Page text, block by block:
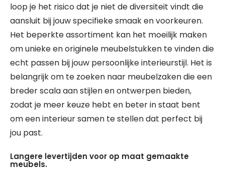
loop je het risico dat je niet de diversiteit vindt die
aansluit bij jouw specifieke smaak en voorkeuren.
Het beperkte assortiment kan het moeilijk maken
om unieke en originele meubelstukken te vinden die
echt passen bij jouw persoonlijke interieurstijl. Het is
belangrijk om te zoeken naar meubelzaken die een
breder scala aan stijlen en ontwerpen bieden,
zodat je meer keuze hebt en beter in staat bent
om een interieur samen te stellen dat perfect bij
jou past.
Langere levertijden voor op maat gemaakte
meubels.